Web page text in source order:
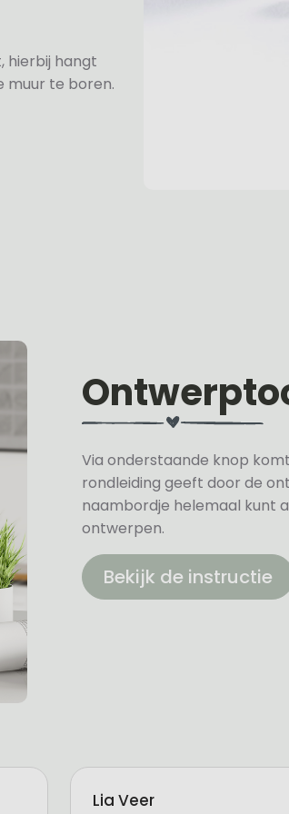
hierbij hangt
muur te boren.
Via onderstaande knop
rondleiding geeft door de
naambordje helemaal kunt
ontwerpen.
Bekijk de instructie